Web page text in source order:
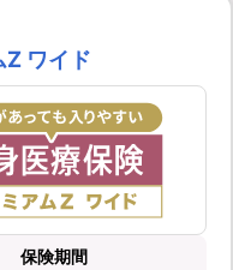
Z ワイド
保険期間